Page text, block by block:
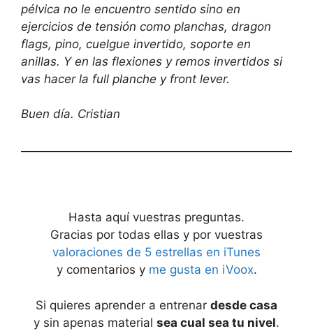
pélvica no le encuentro sentido sino en
ejercicios de tensión como planchas, dragon
flags, pino, cuelgue invertido, soporte en
anillas. Y en las flexiones y remos invertidos si
vas hacer la full planche y front lever.
Buen día. Cristian
Hasta aquí vuestras preguntas.
Gracias por todas ellas y por vuestras
valoraciones de 5 estrellas en iTunes
y comentarios y me gusta en iVoox.
Si quieres aprender a entrenar desde casa
y sin apenas material sea cual sea tu nivel.